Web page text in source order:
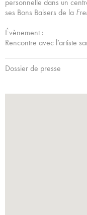
personnelle dans un
ses Bons Baisers de la
Évènement :
Rencontre avec l’artiste
Dossier de presse